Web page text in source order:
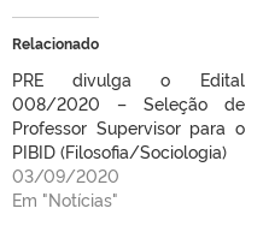
Relacionado
PRE divulga o Edital
008/2020 – Seleção de
Professor Supervisor para o
PIBID (Filosofia/Sociologia)
03/09/2020
Em "Notícias"